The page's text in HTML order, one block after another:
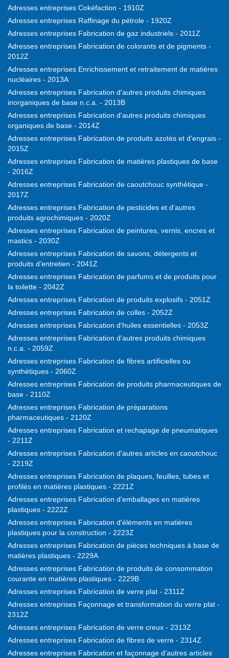
Adresses entreprises Cokéfaction - 1910Z
Adresses entreprises Raffinage du pétrole - 1920Z
Adresses entreprises Fabrication de gaz industriels - 2011Z
Adresses entreprises Fabrication de colorants et de pigments -
2012Z
Adresses entreprises Enrichissement et retraitement de matières
nucléaires - 2013A
Adresses entreprises Fabrication d'autres produits chimiques
inorganiques de base n.c.a. - 2013B
Adresses entreprises Fabrication d'autres produits chimiques
organiques de base - 2014Z
Adresses entreprises Fabrication de produits azotés et d'engrais -
2015Z
Adresses entreprises Fabrication de matières plastiques de base
- 2016Z
Adresses entreprises Fabrication de caoutchouc synthétique -
2017Z
Adresses entreprises Fabrication de pesticides et d’autres
produits agrochimiques - 2020Z
Adresses entreprises Fabrication de peintures, vernis, encres et
mastics - 2030Z
Adresses entreprises Fabrication de savons, détergents et
produits d'entretien - 2041Z
Adresses entreprises Fabrication de parfums et de produits pour
la toilette - 2042Z
Adresses entreprises Fabrication de produits explosifs - 2051Z
Adresses entreprises Fabrication de colles - 2052Z
Adresses entreprises Fabrication d'huiles essentielles - 2053Z
Adresses entreprises Fabrication d'autres produits chimiques
n.c.a. - 2059Z
Adresses entreprises Fabrication de fibres artificielles ou
synthétiques - 2060Z
Adresses entreprises Fabrication de produits pharmaceutiques de
base - 2110Z
Adresses entreprises Fabrication de préparations
pharmaceutiques - 2120Z
Adresses entreprises Fabrication et rechapage de pneumatiques
- 2211Z
Adresses entreprises Fabrication d'autres articles en caoutchouc
- 2219Z
Adresses entreprises Fabrication de plaques, feuilles, tubes et
profilés en matières plastiques - 2221Z
Adresses entreprises Fabrication d'emballages en matières
plastiques - 2222Z
Adresses entreprises Fabrication d'éléments en matières
plastiques pour la construction - 2223Z
Adresses entreprises Fabrication de pièces techniques à base de
matières plastiques - 2229A
Adresses entreprises Fabrication de produits de consommation
courante en matières plastiques - 2229B
Adresses entreprises Fabrication de verre plat - 2311Z
Adresses entreprises Façonnage et transformation du verre plat -
2312Z
Adresses entreprises Fabrication de verre creux - 2313Z
Adresses entreprises Fabrication de fibres de verre - 2314Z
Adresses entreprises Fabrication et façonnage d'autres articles